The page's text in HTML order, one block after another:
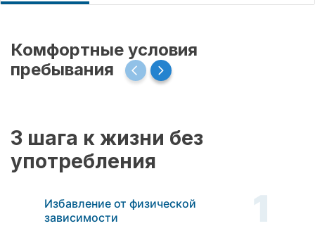
Комфортные условия
пребывания
3 шага к жизни без
употребления
Избавление от физической
зависимости
1